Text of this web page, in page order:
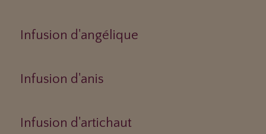
Infusion d'angélique
Infusion d'anis
Infusion d'artichaut